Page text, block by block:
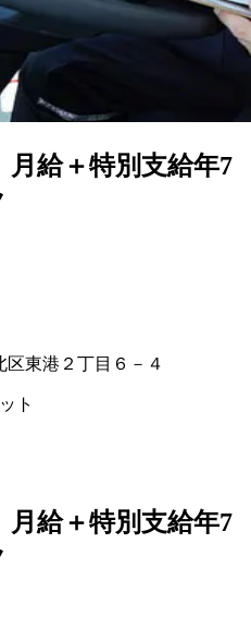
月給＋特別支給年7
東港２丁目６－４
ト
月給＋特別支給年7